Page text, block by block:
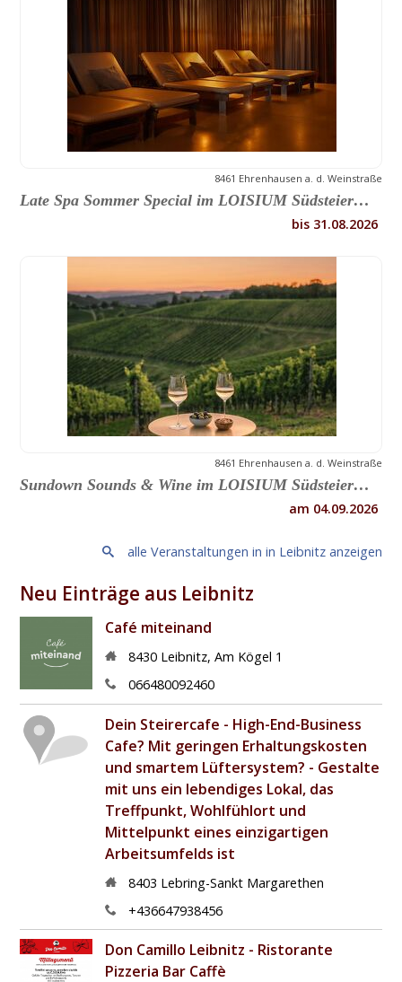
8461 Ehrenhausen a. d. Weinstraße
Late Spa Sommer Special im LOISIUM Südsteiermark
bis 31.08.2026
8461 Ehrenhausen a. d. Weinstraße
Sundown Sounds & Wine im LOISIUM Südsteiermark
am 04.09.2026
alle Veranstaltungen in in Leibnitz anzeigen
Neu Einträge aus Leibnitz
Café miteinand
8430 Leibnitz, Am Kögel 1
066480092460
Dein Steirercafe - High-End-Business
Cafe? Mit geringen Erhaltungskosten
und smartem Lüftersystem? - Gestalte
mit uns ein lebendiges Lokal, das
Treffpunkt, Wohlfühlort und
Mittelpunkt eines einzigartigen
Arbeitsumfelds ist
8403 Lebring-Sankt Margarethen
+436647938456
Don Camillo Leibnitz - Ristorante
Pizzeria Bar Caffè